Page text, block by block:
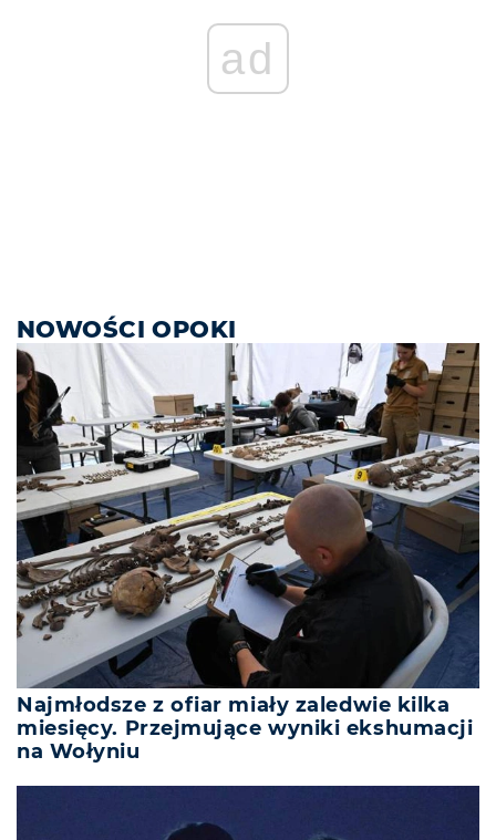
ad
NOWOŚCI OPOKI
Najmłodsze z ofiar miały zaledwie kilka
miesięcy. Przejmujące wyniki ekshumacji
na Wołyniu